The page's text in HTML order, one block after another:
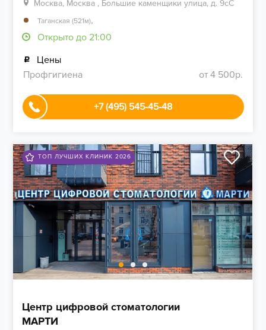
Москва, Москва , Большие каменщики улица, д. 9cС
Таганская (521м),
Открыто до 21:00
Цены
Профгигиена
от 4 500р.
+7 (495) 545-45-48
ТОП ЛУЧШИХ КЛИНИК 2026
Центр цифровой стоматологии
МАРТИ